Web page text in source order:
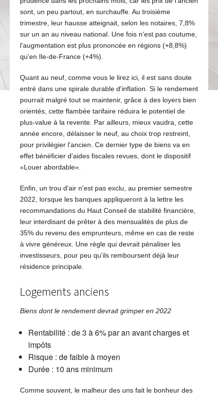
sont, un peu partout, en surchauffe. Au troisième
trimestre, leur hausse atteignait, selon les notaires, 7,8%
sur un an au niveau national. Une fois n'est pas coutume,
l'augmentation est plus prononcée en régions (+8,8%)
qu'en Ile-de-France (+4%).
Quant au neuf, comme vous le lirez ici, il est sans doute
entré dans une spirale durable d'inflation. Si le rendement
pourrait malgré tout se maintenir, grâce à des loyers bien
orientés, cette flambée tarifaire réduira le potentiel de
plus-value à la revente. Par ailleurs, mieux vaudra, cette
année encore, délaisser le neuf, au choix trop restreint,
pour privilégier l'ancien. Ce dernier type de biens va en
effet bénéficier d'aides fiscales revues, dont le dispositif
«Louer abordable».
Enfin, un trou d'air n'est pas exclu, au premier semestre
2022, lorsque les banques appliqueront à la lettre les
recommandations du Haut Conseil de stabilité financière,
leur interdisant de prêter à des mensualités de plus de
35% du revenu des emprunteurs, même en cas de reste
à vivre généreux. Une règle qui devrait pénaliser les
investisseurs, pour peu qu'ils remboursent déjà leur
résidence principale.
Logements anciens
Biens dont le rendement devrait grimper en 2022
Rentabilité : de 3 à 6% par an avant charges et
impôts
Risque : de faible à moyen
Durée : 10 ans minimum
Comme souvent, le malheur des uns fait le bonheur des